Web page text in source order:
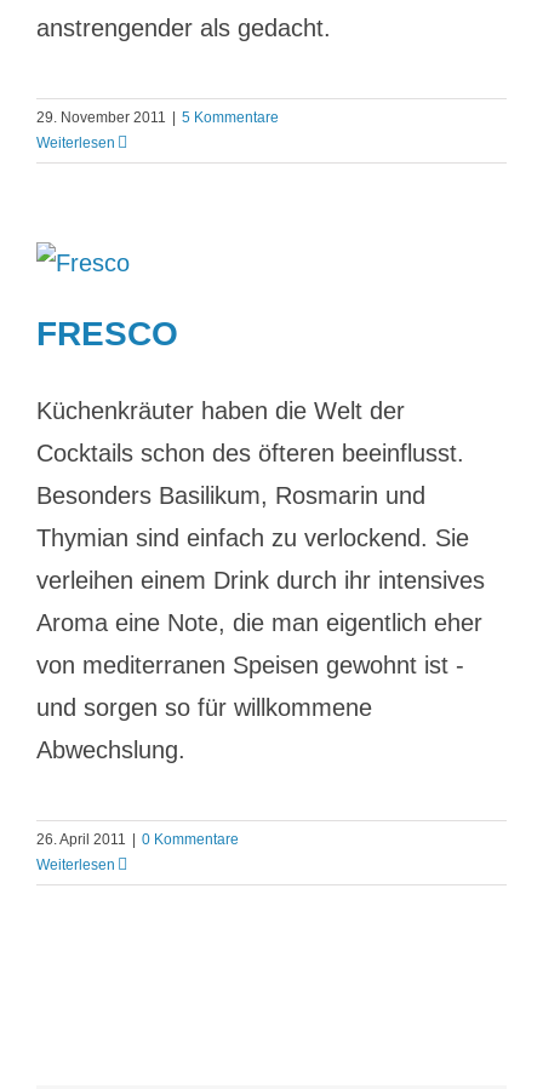
anstrengender als gedacht.
29. November 2011
5 Kommentare
Weiterlesen
FRESCO
Küchenkräuter haben die Welt der
Cocktails schon des öfteren beeinflusst.
Besonders Basilikum, Rosmarin und
Thymian sind einfach zu verlockend. Sie
verleihen einem Drink durch ihr intensives
Aroma eine Note, die man eigentlich eher
von mediterranen Speisen gewohnt ist -
und sorgen so für willkommene
Abwechslung.
26. April 2011
0 Kommentare
Weiterlesen